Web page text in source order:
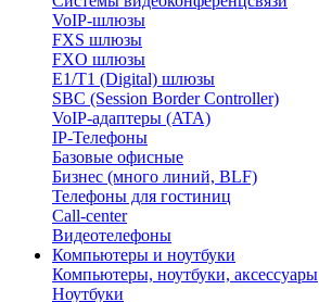
VoIP-шлюзы
FXS шлюзы
FXO шлюзы
E1/T1 (Digital) шлюзы
SBC (Session Border Controller)
VoIP-адаптеры (ATA)
IP-Телефоны
Базовые офисные
Бизнес (много линий, BLF)
Телефоны для гостиниц
Call-center
Видеотелефоны
Компьютеры и ноутбуки
Компьютеры, ноутбуки, аксессуары
Ноутбуки